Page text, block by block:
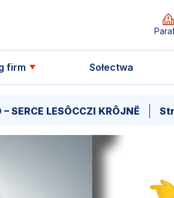
firm Sołectwa
KRÔJNË Stracił